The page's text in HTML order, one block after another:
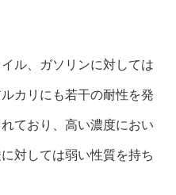
ル、ガソリンに対しては
カリにも若干の耐性を発
ており、高い濃度におい
対しては弱い性質を持ち